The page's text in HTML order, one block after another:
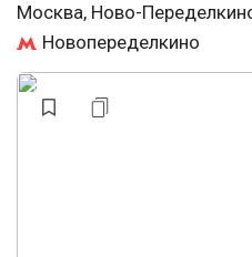
Москва, Ново-
Новопеределкино